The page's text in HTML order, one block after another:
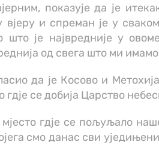
показује да је
вјеру и спреман је у
је највредније у
од свега што ми имамо
да је Косово и
гдје се добија Царство
мјесто гдје се пољуљало
смо данас сви